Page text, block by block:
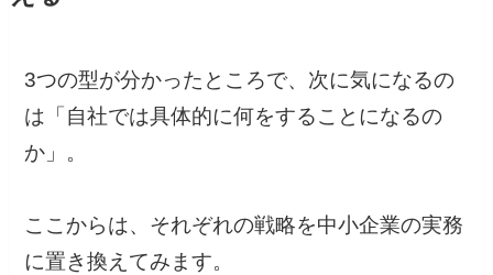
3つの型が分かったところで、次に気になるの
は「自社では具体的に何をすることになるの
か」。
ここからは、それぞれの戦略を中小企業の実務
に置き換えてみます。